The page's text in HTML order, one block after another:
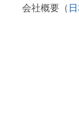
会社概要（